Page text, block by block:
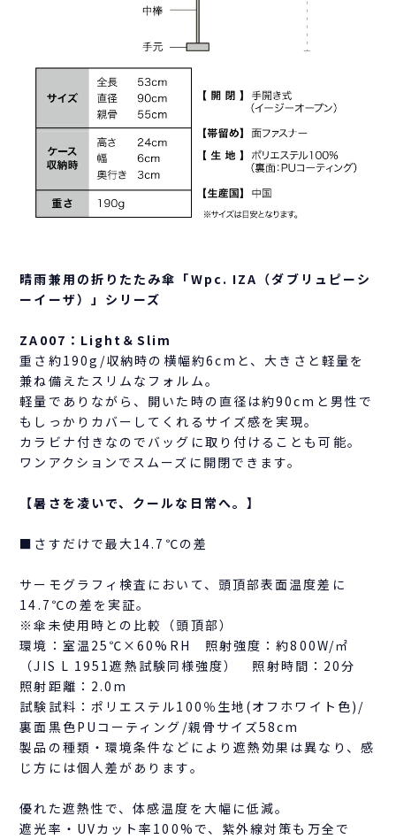
晴雨兼用の折りたたみ傘「Wpc. IZA（ダブリュピーシ
ーイーザ）」シリーズ
ZA007：Light＆Slim
重さ約190g/収納時の横幅約6cmと、大きさと軽量を
兼ね備えたスリムなフォルム。
軽量でありながら、開いた時の直径は約90cmと男性で
もしっかりカバーしてくれるサイズ感を実現。
カラビナ付きなのでバッグに取り付けることも可能。
ワンアクションでスムーズに開閉できます。
【暑さを凌いで、クールな日常へ。】
■さすだけで最大14.7℃の差
サーモグラフィ検査において、頭頂部表面温度差に
14.7℃の差を実証。
※傘未使用時との比較（頭頂部）
環境：室温25℃×60%RH 照射強度：約800W/㎡
（JIS L 1951遮熱試験同様強度） 照射時間：20分
照射距離：2.0m
試験試料：ポリエステル100％生地(オフホワイト色)/
裏面黒色PUコーティング/親骨サイズ58cm
製品の種類・環境条件などにより遮熱効果は異なり、感
じ方には個人差があります。
優れた遮熱性で、体感温度を大幅に低減。
遮光率・UVカット率100%で、紫外線対策も万全で